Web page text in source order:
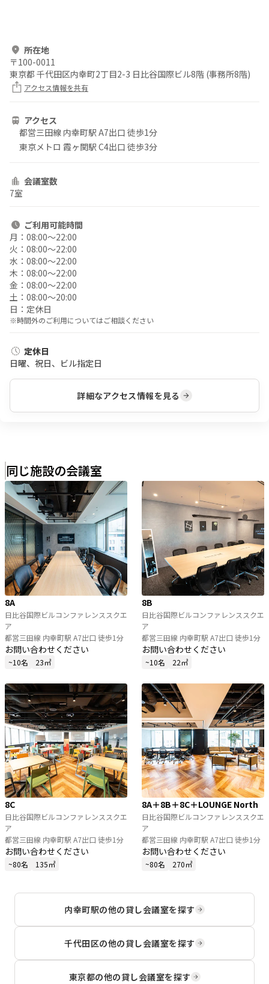
所在地
〒100-0011
東京都 千代田区内幸町2丁目2-3 日比谷国際ビル8階 (事務所8階)
アクセス情報を共有
アクセス
都営三田線 内幸町駅 A7出口 徒歩1分
東京メトロ 霞ヶ関駅 C4出口 徒歩3分
会議室数
7室
ご利用可能時間
月： 08:00〜22:00
火： 08:00〜22:00
水： 08:00〜22:00
木： 08:00〜22:00
金： 08:00〜22:00
土： 08:00〜20:00
日： 定休日
※時間外のご利用についてはご相談ください
定休日
日曜、祝日、ビル指定日
詳細なアクセス情報を見る
同じ施設の会議室
8A
日比谷国際ビルコンファレンススクエ
ア
都営三田線 内幸町駅 A7出口 徒歩1分
お問い合わせください
~10名 23㎡
8B
日比谷国際ビルコンファレンススクエ
ア
都営三田線 内幸町駅 A7出口 徒歩1分
お問い合わせください
~10名 22㎡
8C
日比谷国際ビルコンファレンススクエ
ア
都営三田線 内幸町駅 A7出口 徒歩1分
お問い合わせください
~80名 135㎡
8A＋8B＋8C＋LOUNGE North
日比谷国際ビルコンファレンススクエ
ア
都営三田線 内幸町駅 A7出口 徒歩1分
お問い合わせください
~80名 270㎡
内幸町駅の他の貸し会議室を探す
千代田区の他の貸し会議室を探す
東京都の他の貸し会議室を探す